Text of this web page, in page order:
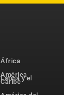
África
América
Latina y el
Caribe